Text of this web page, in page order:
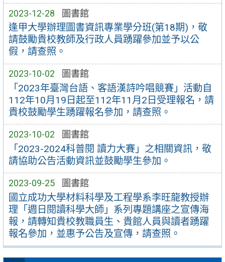
2023-12-28 圖書館
逢甲大學辦理圖書資訊專業學分班(第18期)，敬
請鼓勵貴校教師及行政人員踴躍參加並予以公
假，請查照。
2023-10-02 圖書館
「2023年臺灣台語、客語漢詩吟唱競賽」活動自
112年10月19日起至112年11月2日受理報名，請
貴校鼓勵學生踴躍報名參加，請查照。
2023-10-02 圖書館
「2023-2024科普閱 讀力大賽」之相關資訊，敬
請協助公告活動資訊並鼓勵學生參加。
2023-09-25 圖書館
國立成功大學材料科學及工程學系李旺龍教授辦
理「週日閱讀科學大師」系列專題講座之宣傳海
報，請轉知貴校教職員生、貴館人員與讀者踴躍
報名參加，並惠予公告及宣傳，請查照。